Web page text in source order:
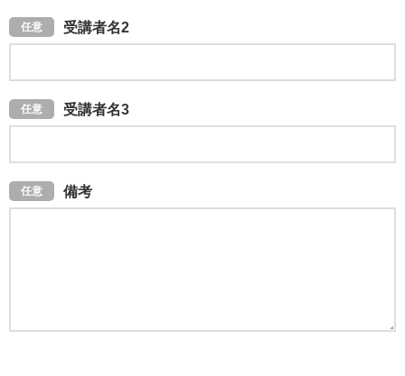
受講者名2
受講者名3
備考